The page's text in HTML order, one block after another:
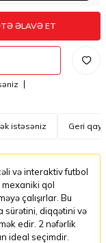
ƏLAVƏ ET
istəsəniz Geri
və interaktiv futbol
mexaniki qol
çalışırlar. Bu
sürətini, diqqətini və
edir. 2 nəfərlik
ideal seçimdir.